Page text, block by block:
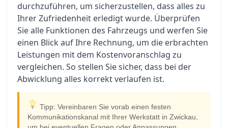
durchzuführen, um sicherzustellen, dass alles zu
Ihrer Zufriedenheit erledigt wurde. Überprüfen
Sie alle Funktionen des Fahrzeugs und werfen Sie
einen Blick auf Ihre Rechnung, um die erbrachten
Leistungen mit dem Kostenvoranschlag zu
vergleichen. So stellen Sie sicher, dass bei der
Abwicklung alles korrekt verlaufen ist.
Tipp: Vereinbaren Sie vorab einen festen
Kommunikationskanal mit Ihrer Werkstatt in Zwickau,